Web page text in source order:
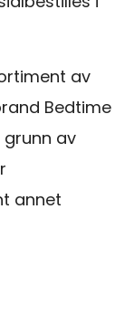
av
Bedtime
av
annet